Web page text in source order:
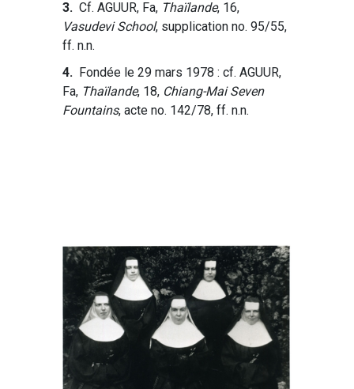
3. Cf. AGUUR, Fa, Thaïlande, 16,
Vasudevi School, supplication no. 95/55,
ff. n.n.
4. Fondée le 29 mars 1978 : cf. AGUUR,
Fa, Thaïlande, 18, Chiang-Mai Seven
Fountains, acte no. 142/78, ff. n.n.